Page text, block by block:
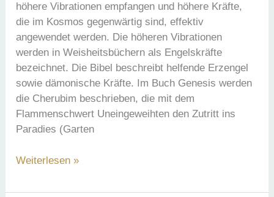
höhere Vibrationen empfangen und höhere Kräfte,
die im Kosmos gegenwärtig sind, effektiv
angewendet werden. Die höheren Vibrationen
werden in Weisheitsbüchern als Engelskräfte
bezeichnet. Die Bibel beschreibt helfende Erzengel
sowie dämonische Kräfte. Im Buch Genesis werden
die Cherubim beschrieben, die mit dem
Flammenschwert Uneingeweihten den Zutritt ins
Paradies (Garten
Die
Macht
Weiterlesen »